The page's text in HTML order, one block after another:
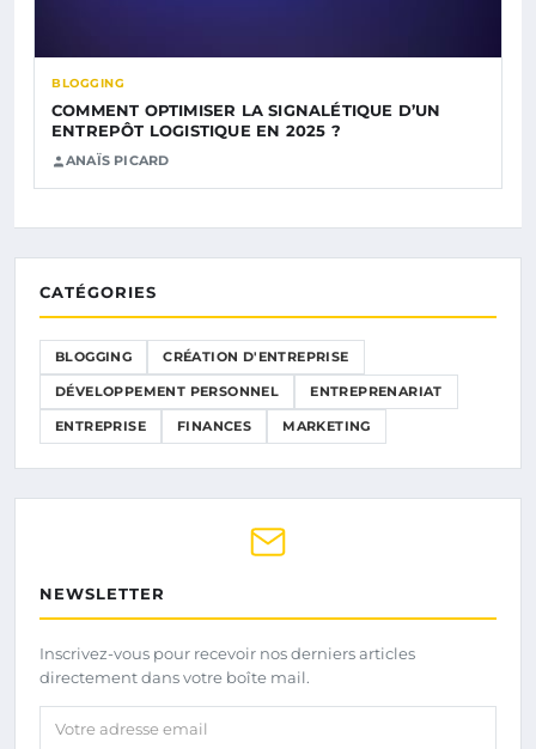
BLOGGING
COMMENT OPTIMISER LA SIGNALÉTIQUE D’UN
ENTREPÔT LOGISTIQUE EN 2025 ?
ANAÏS PICARD
CATÉGORIES
BLOGGING CRÉATION D'ENTREPRISE
DÉVELOPPEMENT PERSONNEL ENTREPRENARIAT
ENTREPRISE FINANCES MARKETING
NEWSLETTER
Inscrivez-vous pour recevoir nos derniers articles
directement dans votre boîte mail.
Votre adresse email